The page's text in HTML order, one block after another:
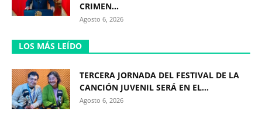
CRIMEN...
Agosto 6, 2026
LOS MÁS LEÍDO
TERCERA JORNADA DEL FESTIVAL DE LA
CANCIÓN JUVENIL SERÁ EN EL...
Agosto 6, 2026